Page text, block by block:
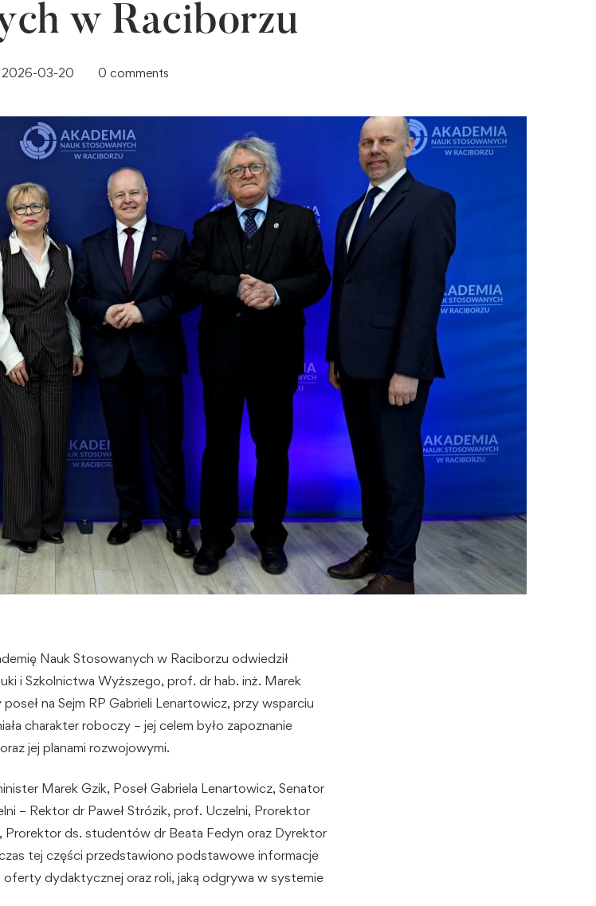
w Raciborzu
2026-03-20 0 comments
Nauk Stosowanych w Raciborzu odwiedził
i Szkolnictwa Wyższego, prof. dr hab. inż. Marek
na Sejm RP Gabrieli Lenartowicz, przy wsparciu
charakter roboczy – jej celem było zapoznanie
jej planami rozwojowymi.
Marek Gzik, Poseł Gabriela Lenartowicz, Senator
– Rektor dr Paweł Strózik, prof. Uczelni, Prorektor
Prorektor ds. studentów dr Beata Fedyn oraz Dyrektor
tej części przedstawiono podstawowe informacje
oferty dydaktycznej oraz roli, jaką odgrywa w systemie